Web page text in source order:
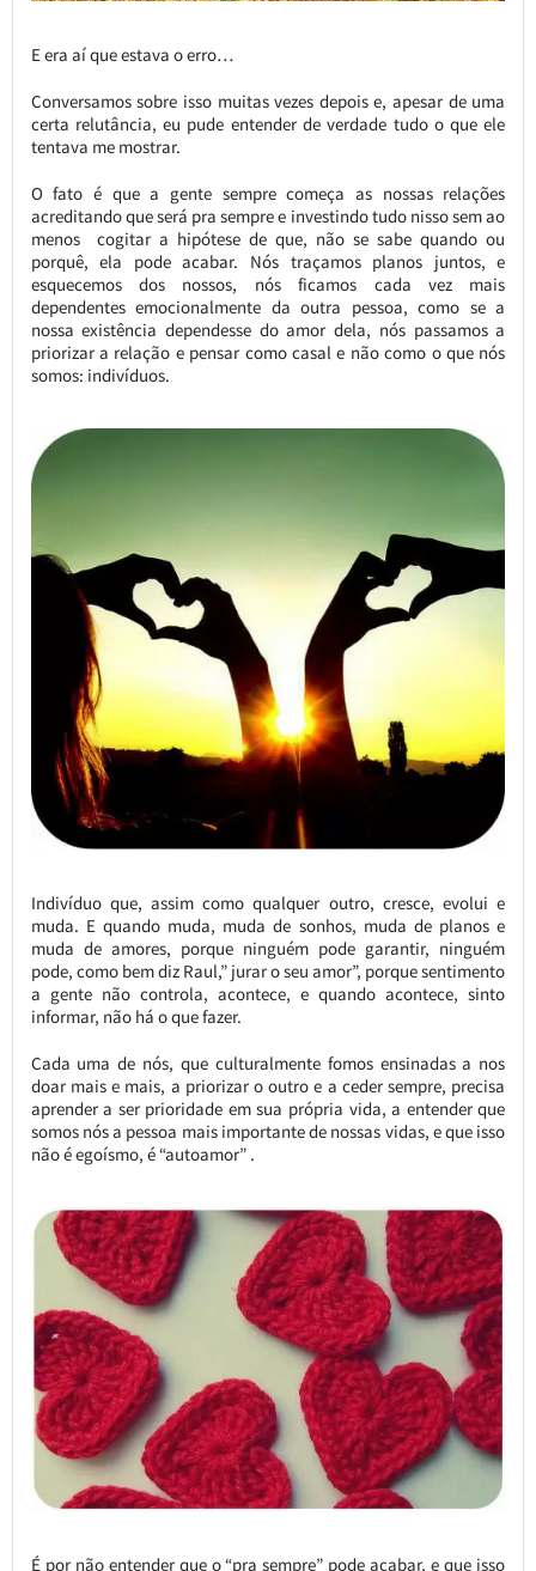
E era aí que estava o erro…
Conversamos sobre isso muitas vezes depois e, apesar de uma
certa relutância, eu pude entender de verdade tudo o que ele
tentava me mostrar.
O fato é que a gente sempre começa as nossas relações
acreditando que será pra sempre e investindo tudo nisso sem ao
menos cogitar a hipótese de que, não se sabe quando ou
porquê, ela pode acabar. Nós traçamos planos juntos, e
esquecemos dos nossos, nós ficamos cada vez mais
dependentes emocionalmente da outra pessoa, como se a
nossa existência dependesse do amor dela, nós passamos a
priorizar a relação e pensar como casal e não como o que nós
somos: indivíduos.
Indivíduo que, assim como qualquer outro, cresce, evolui e
muda. E quando muda, muda de sonhos, muda de planos e
muda de amores, porque ninguém pode garantir, ninguém
pode, como bem diz Raul,” jurar o seu amor”, porque sentimento
a gente não controla, acontece, e quando acontece, sinto
informar, não há o que fazer.
Cada uma de nós, que culturalmente fomos ensinadas a nos
doar mais e mais, a priorizar o outro e a ceder sempre, precisa
aprender a ser prioridade em sua própria vida, a entender que
somos nós a pessoa mais importante de nossas vidas, e que isso
não é egoísmo, é “autoamor” .
É por não entender que o “pra sempre” pode acabar, e que isso